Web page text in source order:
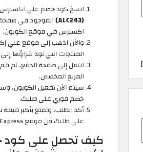
انسخ كود خصم علي
(ALC243)
الموجود في
اكسبرس في موقع الكوبون.
والآن اذهب إلى موقع علي
المنتجات التي تود شراؤها
انتقل إلى صفحة الدفع، ثم
المربع المخصص.
سيتم الآن تفعيل الكوبون،
خصم فوري على طلبك.
على طلبك من موقع AliExpress.
كيف تحصل على